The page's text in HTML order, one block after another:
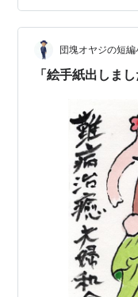
油祈祷は、秘密祈
が、日頃より、歓
しております。 そ
で、護摩祈祷をご
団塊オヤジの短
「絵手紙出しま